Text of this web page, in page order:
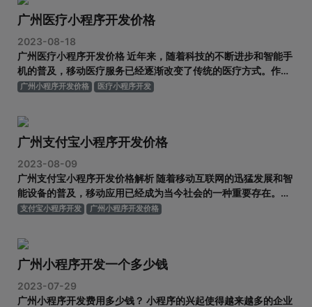
的选择。然而，巡检小
广州医疗小程序开发价格
2023-08-18
广州医疗小程序开发价格 近年来，随着科技的不断进步和智能手
机的普及，移动医疗服务已经逐渐改变了传统的医疗方式。作为
一个创新的技术工具，医疗小程序在提供方便、高效和个性化医
市，医疗小程序的开发需求也在逐渐增加，同时也涌现出众多的
开发公司。那么，广
广州小程序开发价格 医疗小程序开发
广州支付宝小程序开发价格
2023-08-09
广州支付宝小程序开发价格解析 随着移动互联网的迅猛发展和智
能设备的普及，移动应用已经成为当今社会的一种重要存在。而
支付宝小程序作为“互联网+”时代的一项新技术，也越来越受到
的支付宝小程序开发市场也随之兴起。但是，许多企业和个人对
于支付宝小程序开
支付宝小程序开发 广州小程序开发价格
广州小程序开发一个多少钱
2023-07-29
广州小程序开发费用多少钱？ 小程序的兴起使得越来越多的企业